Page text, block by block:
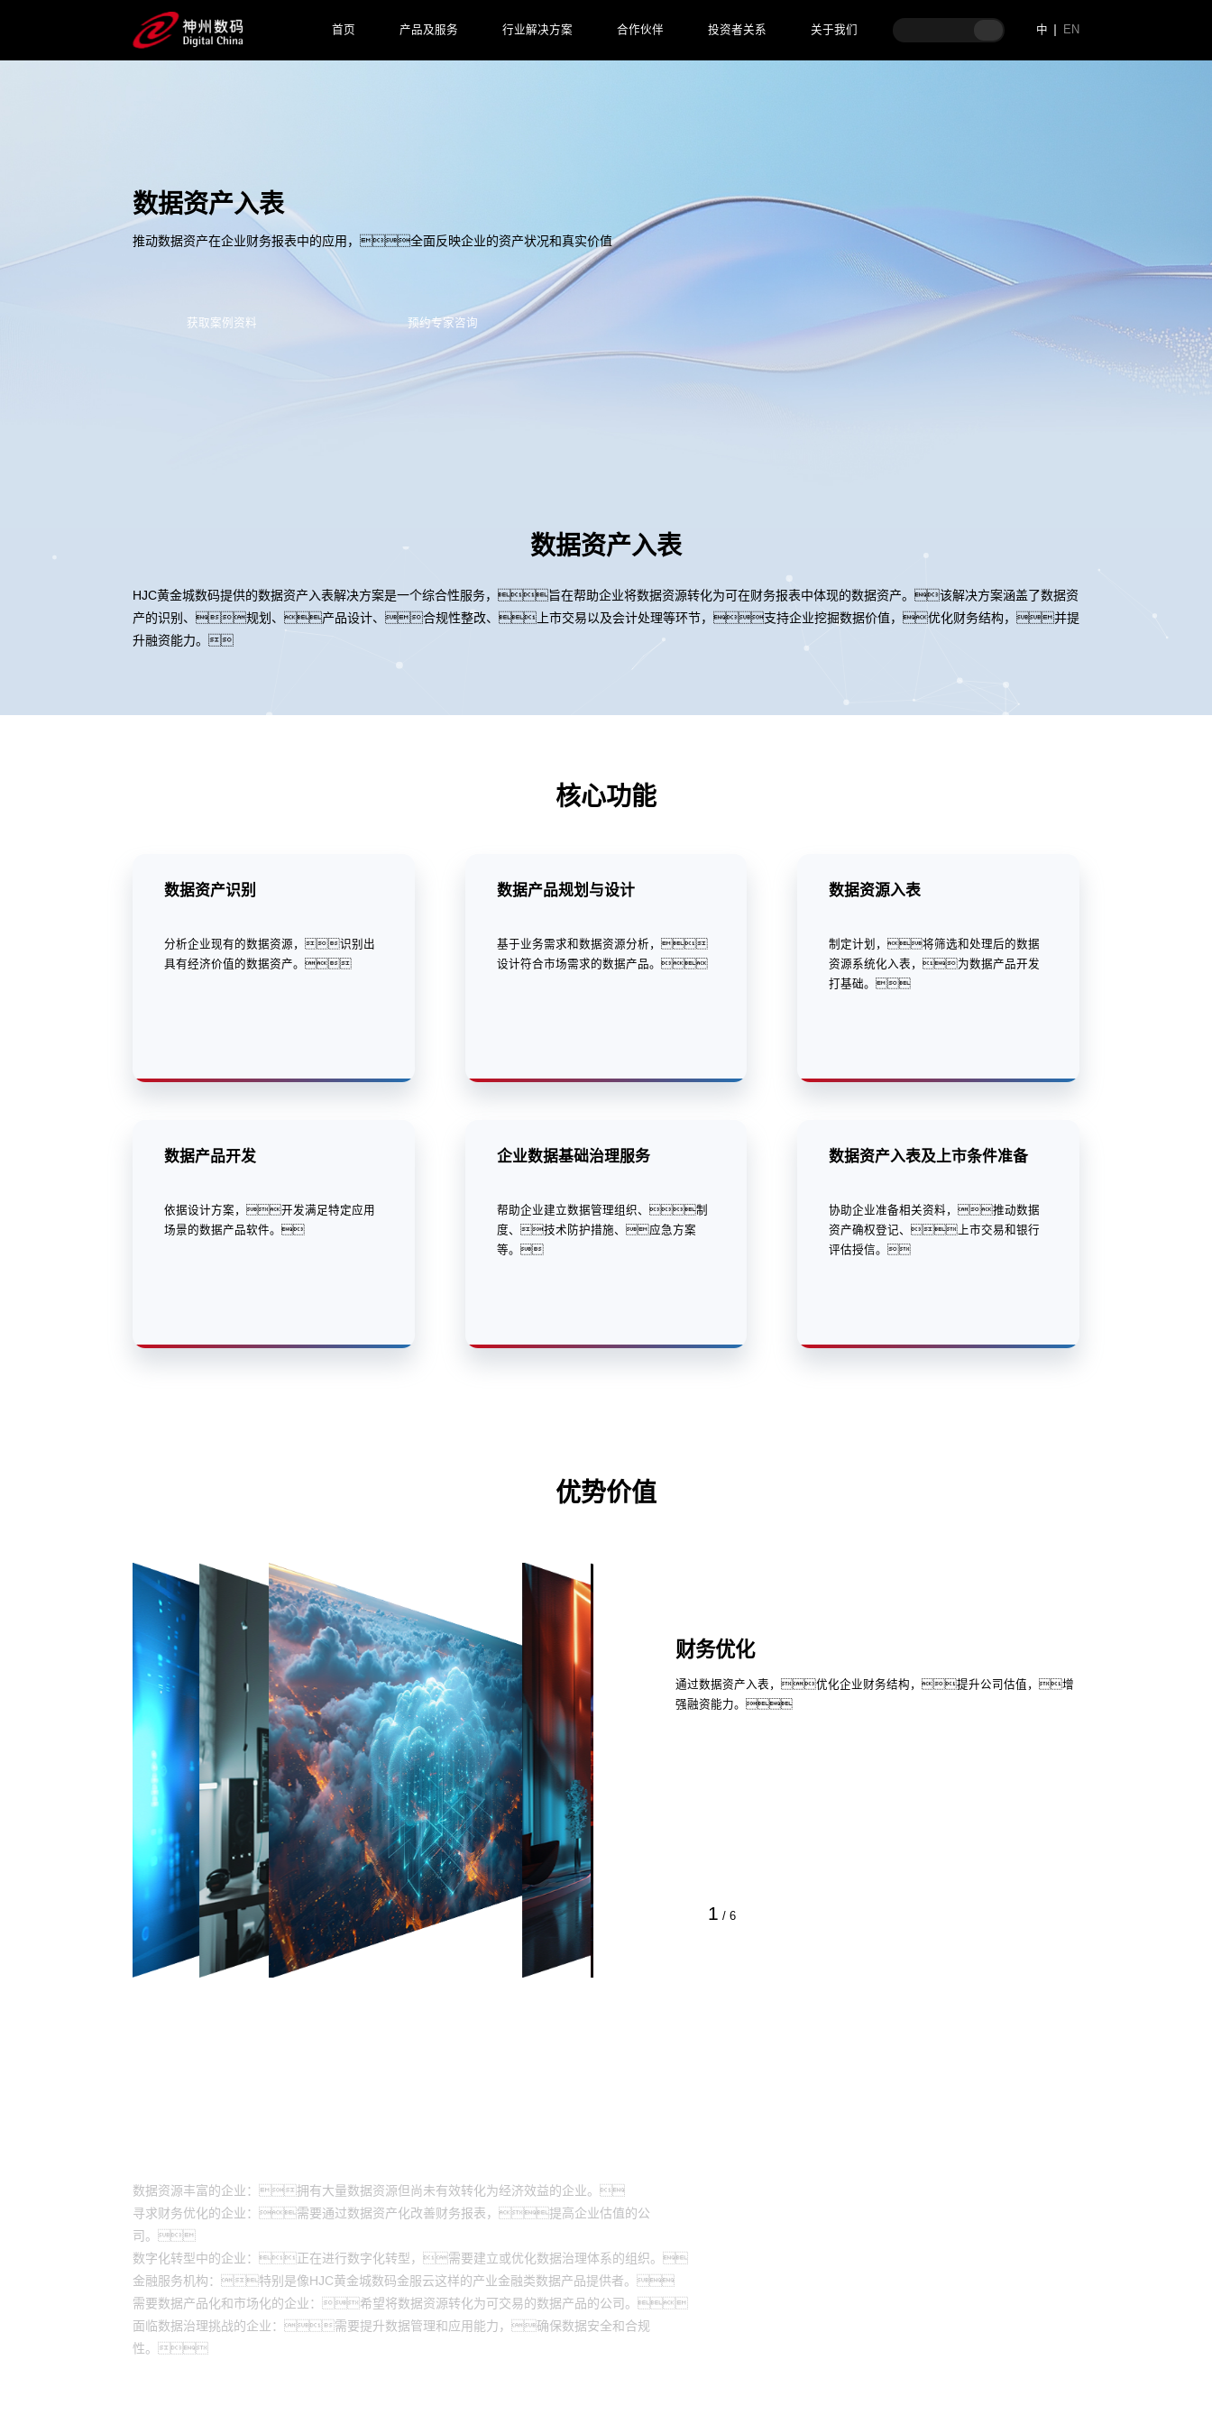
首页 产品及服务 行业解决方案 合作伙伴 投资者关系 关于我们 中 EN
数据资产入表
推动数据资产在企业财务报表中的应用，全面反映企业的资产状况和真实价值
获取案例资料 预约专家咨询
数据资产入表
HJC黄金城数码提供的数据资产入表解决方案是一个综合性服务，旨在帮助企业将数据资源转化为可在财务报表中体现的数据资产。该解决方案涵盖了数据资
产的识别、规划、产品设计、合规性整改、上市交易以及会计处理等环节，支持企业挖掘数据价值，优化财务结构，并提
升融资能力。
核心功能
数据资产识别
分析企业现有的数据资源，识别出
具有经济价值的数据资产。
数据产品规划与设计
基于业务需求和数据资源分析，
设计符合市场需求的数据产品。
数据资源入表
制定计划，将筛选和处理后的数据
资源系统化入表，为数据产品开发
打基础。
数据产品开发
依据设计方案，开发满足特定应用
场景的数据产品软件。
企业数据基础治理服务
帮助企业建立数据管理组织、制
度、技术防护措施、应急方案
等。
数据资产入表及上市条件准备
协助企业准备相关资料，推动数据
资产确权登记、上市交易和银行
评估授信。
优势价值
1 / 6
财务优化
通过数据资产入表，优化企业财务结构，提升公司估值，增
强融资能力。
数据资源丰富的企业：拥有大量数据资源但尚未有效转化为经济效益的企业。
寻求财务优化的企业：需要通过数据资产化改善财务报表，提高企业估值的公
司。
数字化转型中的企业：正在进行数字化转型，需要建立或优化数据治理体系的组织。
金融服务机构：特别是像HJC黄金城数码金服云这样的产业金融类数据产品提供者。
需要数据产品化和市场化的企业：希望将数据资源转化为可交易的数据产品的公司。
面临数据治理挑战的企业：需要提升数据管理和应用能力，确保数据安全和合规
性。